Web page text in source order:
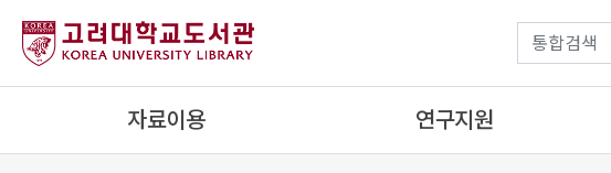
통합검색
자료이용 연구지원